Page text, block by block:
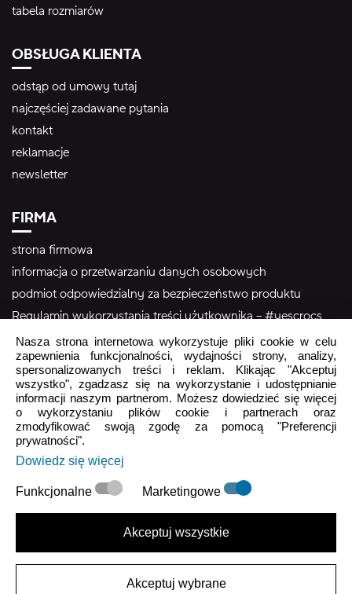
tabela rozmiarów
OBSŁUGA KLIENTA
odstąp od umowy tutaj
najczęściej zadawane pytania
kontakt
reklamacje
newsletter
FIRMA
strona firmowa
informacja o przetwarzaniu danych osobowych
podmiot odpowiedzialny za bezpieczeństwo produktu
Regulamin wykorzystania treści użytkownika – #yescrocs
Obsługa Klienta
Pon - Pt9:00 - 16:00
Sob - NdzZamknięte
crocs.sklep@intersocks.pl
22 230 94 60
Wyślij
AkceptujePolityki Prywatności.
Nasza strona internetowa wykorzystuje pliki cookie w celu
zapewnienia funkcjonalności, wydajności strony, analizy,
spersonalizowanych treści i reklam. Klikając "Akceptuj
wszystko", zgadzasz się na wykorzystanie i udostępnianie
informacji naszym partnerom. Możesz dowiedzieć się więcej
o wykorzystaniu plików cookie i partnerach oraz
zmodyfikować swoją zgodę za pomocą "Preferencji
prywatności".
Dowiedz się więcej
Funkcjonalne Marketingowe
Akceptuj wszystkie
Akceptuj wybrane